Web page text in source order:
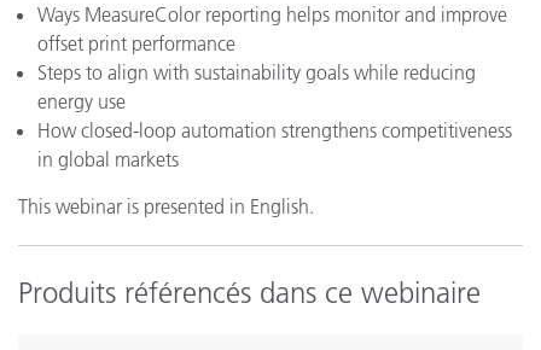
Ways MeasureColor reporting helps monitor and improve
offset print performance
Steps to align with sustainability goals while reducing
energy use
How closed-loop automation strengthens competitiveness
in global markets
This webinar is presented in English.
Produits référencés dans ce webinaire